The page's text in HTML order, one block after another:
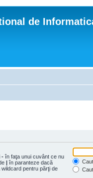
de
- în faţa unui cuvânt ce nu
| în paranteze dacă
pentru părţi de